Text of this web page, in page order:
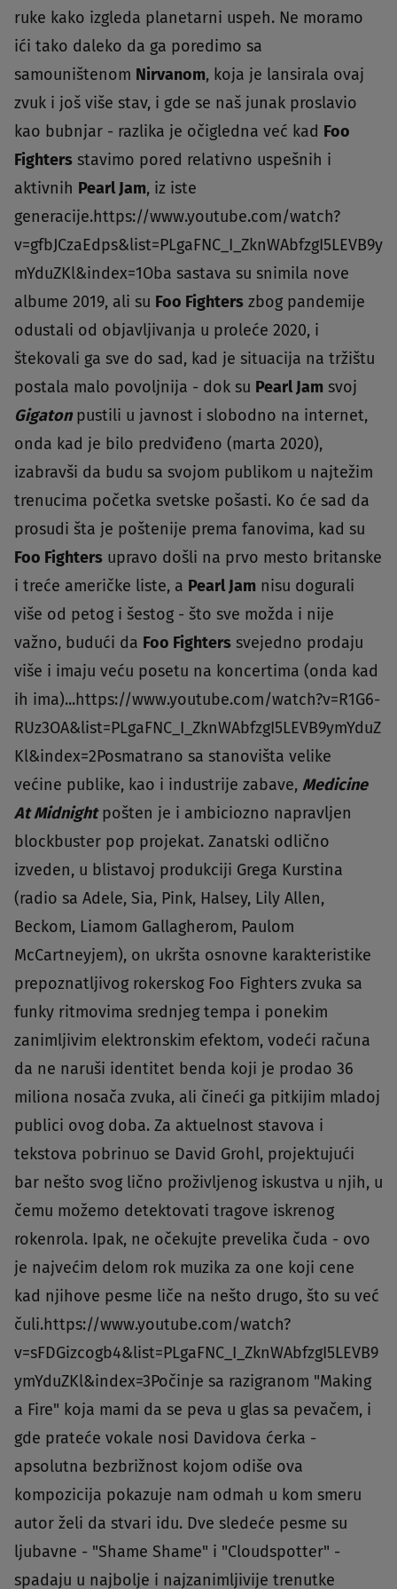
ruke kako izgleda planetarni uspeh. Ne moramo
ići tako daleko da ga poredimo sa
samouništenom Nirvanom, koja je lansirala ovaj
zvuk i još više stav, i gde se naš junak proslavio
kao bubnjar - razlika je očigledna već kad Foo
Fighters stavimo pored relativno uspešnih i
aktivnih Pearl Jam, iz iste
generacije.https://www.youtube.com/watch?
v=gfbJCzaEdps&list=PLgaFNC_I_ZknWAbfzgI5LEVB9y
mYduZKl&index=1Oba sastava su snimila nove
albume 2019, ali su Foo Fighters zbog pandemije
odustali od objavljivanja u proleće 2020, i
štekovali ga sve do sad, kad je situacija na tržištu
postala malo povoljnija - dok su Pearl Jam svoj
Gigatonpustili u javnost i slobodno na internet,
onda kad je bilo predviđeno (marta 2020),
izabravši da budu sa svojom publikom u najtežim
trenucima početka svetske pošasti. Ko će sad da
prosudi šta je poštenije prema fanovima, kad su
Foo Fighters upravo došli na prvo mesto britanske
i treće američke liste, a Pearl Jam nisu dogurali
više od petog i šestog - što sve možda i nije
važno, budući da Foo Fighters svejedno prodaju
više i imaju veću posetu na koncertima (onda kad
ih ima)...https://www.youtube.com/watch?v=R1G6-
RUz3OA&list=PLgaFNC_I_ZknWAbfzgI5LEVB9ymYduZ
Kl&index=2Posmatrano sa stanovišta velike
većine publike, kao i industrije zabave, Medicine
At Midnightpošten je i ambiciozno napravljen
blockbuster pop projekat. Zanatski odlično
izveden, u blistavoj produkciji Grega Kurstina
(radio sa Adele, Sia, Pink, Halsey, Lily Allen,
Beckom, Liamom Gallagherom, Paulom
McCartneyjem), on ukršta osnovne karakteristike
prepoznatljivog rokerskog Foo Fighters zvuka sa
funky ritmovima srednjeg tempa i ponekim
zanimljivim elektronskim efektom, vodeći računa
da ne naruši identitet benda koji je prodao 36
miliona nosača zvuka, ali čineći ga pitkijim mladoj
publici ovog doba. Za aktuelnost stavova i
tekstova pobrinuo se David Grohl, projektujući
bar nešto svog lično proživljenog iskustva u njih, u
čemu možemo detektovati tragove iskrenog
rokenrola. Ipak, ne očekujte prevelika čuda - ovo
je najvećim delom rok muzika za one koji cene
kad njihove pesme liče na nešto drugo, što su već
čuli.https://www.youtube.com/watch?
v=sFDGizcogb4&list=PLgaFNC_I_ZknWAbfzgI5LEVB9
ymYduZKl&index=3Počinje sa razigranom "Making
a Fire" koja mami da se peva u glas sa pevačem, i
gde prateće vokale nosi Davidova ćerka -
apsolutna bezbrižnost kojom odiše ova
kompozicija pokazuje nam odmah u kom smeru
autor želi da stvari idu. Dve sledeće pesme su
ljubavne - "Shame Shame" i "Cloudspotter" -
spadaju u najbolje i najzanimljivije trenutke